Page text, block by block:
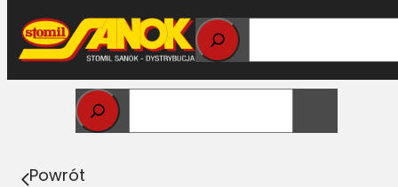
Przejdź
do
treści
Strona główna>
wąskoprofilowy CL 760870.0 L=L
Powrót